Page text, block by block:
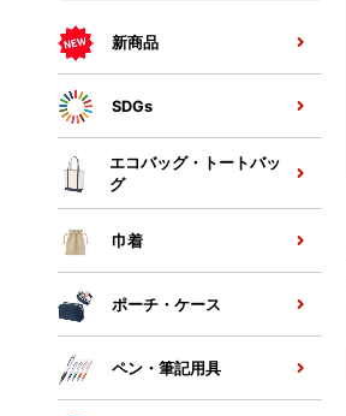
新商品
SDGs
エコバッグ・トートバッ
グ
巾着
ポーチ・ケース
ペン・筆記用具